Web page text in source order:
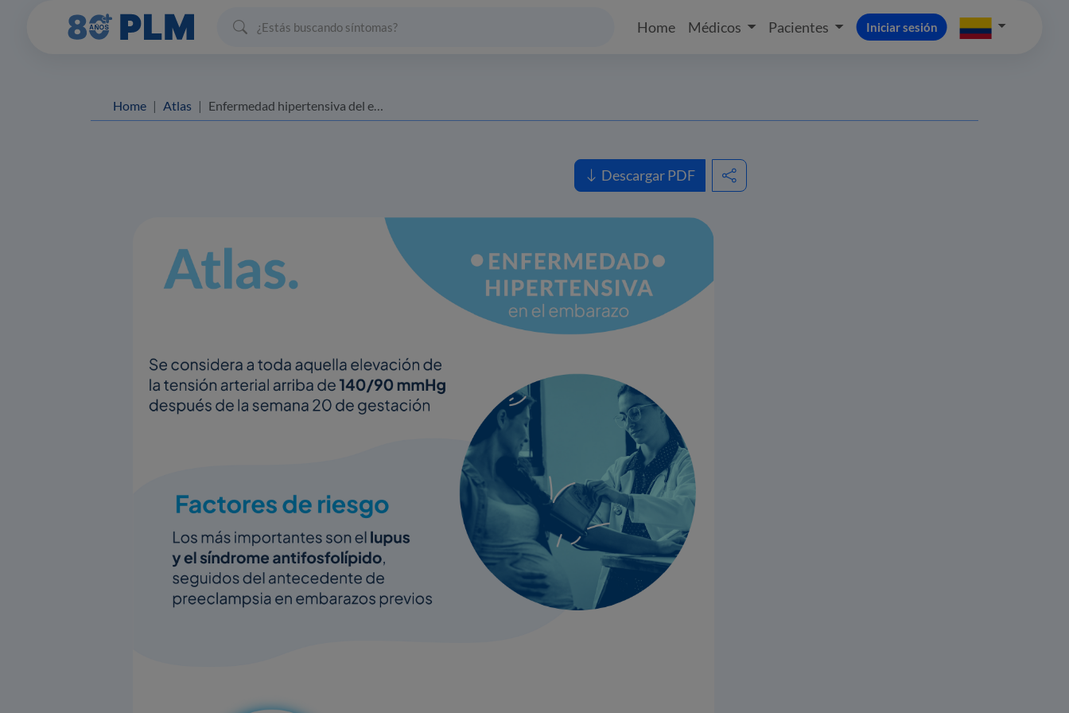
Home Médicos Pacientes Iniciar sesión
Home Atlas Enfermedad hipertensiva del embarazo
Descargar PDF